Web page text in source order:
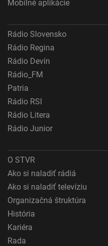
Mobilné aplikácie
Rádio Slovensko
Rádio Regina
Rádio Devín
Rádio_FM
Patria
Rádio RSI
Rádio Litera
Rádio Junior
O STVR
Ako si naladiť rádiá
Ako si naladiť televíziu
Organizačná štruktúra
História
Kariéra
Rada